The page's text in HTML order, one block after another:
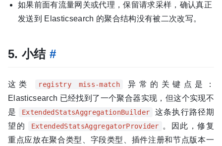
如果前面有流量网关或代理，保留请求采样，确认真正
发送到 Elasticsearch 的聚合结构没有被二次改写。
5. 小结 #
这类 registry miss-match
异常的关键点是：
Elasticsearch 已经找到了一个聚合器实现，但这个实现不
是
ExtendedStatsAggregationBuilder
这条执行路径期
望的
ExtendedStatsAggregatorProvider 。因此，修复
重点应放在聚合类型、字段类型、插件注册和节点版本一